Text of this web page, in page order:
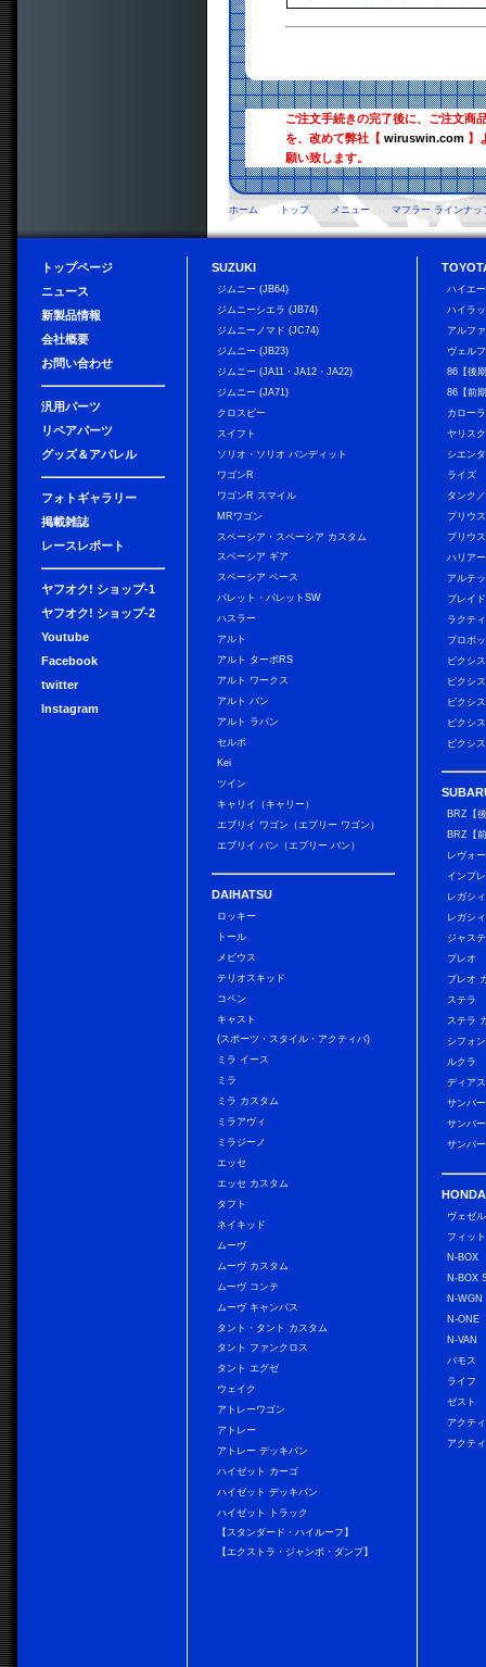
ご注文手続きの完了後に、ご注文商
を、改めて弊社【wiruswin.com 】
願い致します。
ホーム トップ メニュー マフラー ラインナッ
トップページ
ニュース
新製品情報
会社概要
お問い合わせ
汎用パーツ
リペアパーツ
グッズ＆アパレル
フォトギャラリー
掲載雑誌
レースレポート
ヤフオク! ショップ-1
ヤフオク! ショップ-2
Youtube
Facebook
twitter
Instagram
SUZUKI
ジムニー (JB64)
ジムニーシエラ (JB74)
ジムニーノマド (JC74)
ジムニー (JB23)
ジムニー (JA11・JA12・JA22)
ジムニー (JA71)
クロスビー
スイフト
ソリオ・ソリオ バンディット
ワゴンR
ワゴンR スマイル
MRワゴン
スペーシア・スペーシア カスタム
スペーシア ギア
スペーシア ベース
パレット・パレットSW
ハスラー
アルト
アルト ターボRS
アルト ワークス
アルト バン
アルト ラパン
セルボ
Kei
ツイン
キャリイ（キャリー）
エブリイ ワゴン（エブリー ワゴン）
エブリイ バン（エブリー バン）
DAIHATSU
ロッキー
トール
メビウス
テリオスキッド
コペン
キャスト
(スポーツ・スタイル・アクティバ)
ミラ イース
ミラ
ミラ カスタム
ミラアヴィ
ミラジーノ
エッセ
エッセ カスタム
タフト
ネイキッド
ムーヴ
ムーヴ カスタム
ムーヴ コンテ
ムーヴ キャンバス
タント・タント カスタム
タント ファンクロス
タント エグゼ
ウェイク
アトレーワゴン
アトレー
アトレー デッキバン
ハイゼット カーゴ
ハイゼット デッキバン
ハイゼット トラック
【スタンダード・ハイルーフ】
【エクストラ・ジャンボ・ダンプ】
ハイエ
ハイラ
アルフ
ヴェル
86【後
86【前
カロー
ヤリス
シエンタ
ライズ
タンク
プリウス
プリウ
ハリアー
アルテ
ブレイド
ラクテ
プロボ
ピクシ
ピクシ
ピクシ
ピクシ
ピクシ
BRZ【
BRZ【
レヴォ
インプ
レガシ
レガシ
ジャス
プレオ
プレオ
ステラ
ステラ
シフォ
ルクラ
ディア
サンバ
サンバ
サンバ
HONDA
ヴェゼル
フィット
N-BOX
N-BOX
N-WGN
N-ONE
N-VAN
バモス
ライフ
ゼスト
アクテ
アクテ